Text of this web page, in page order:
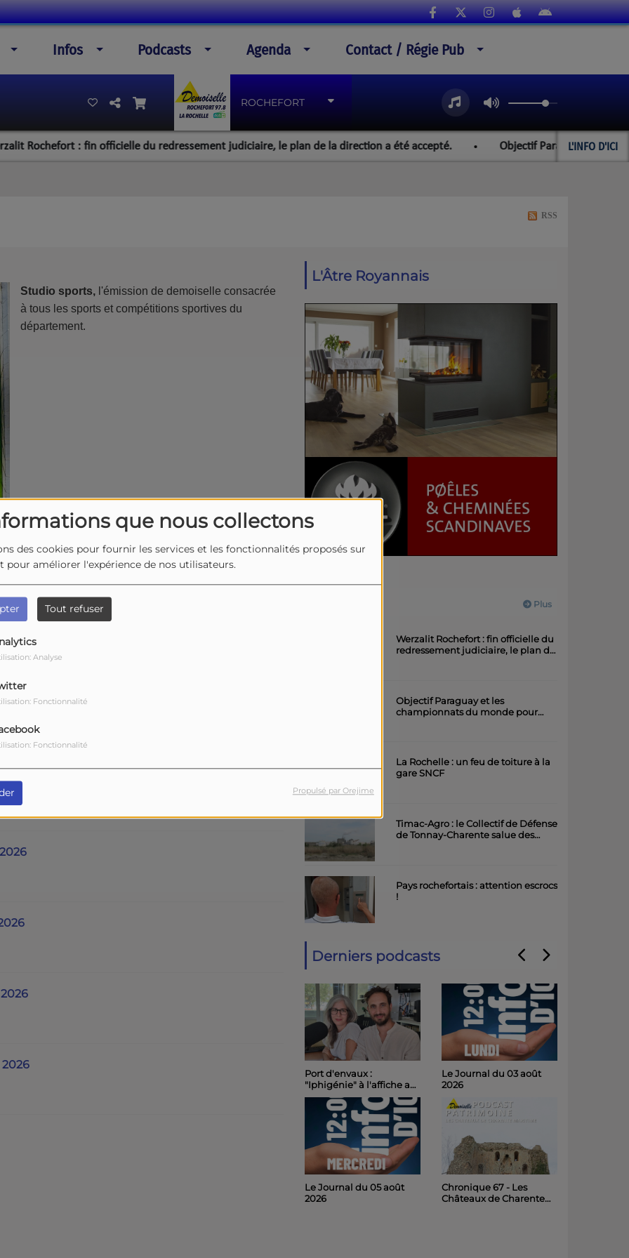
que nous collectons
des cookies pour fournir les services et les fonctionnalités proposés sur
pour améliorer l'expérience de nos utilisateurs.
Tout refuser
Analyse
Fonctionnalité
Fonctionnalité
Propulsé par Orejime
Infos Podcasts Agenda Contact / Régie Pub
ROCHEFORT
L'INFO D'ICI
: fin officielle du redressement judiciaire, le plan de la direction a été accepté. Objectif Paraguay et les
RSS
Studio sports, l'émission de demoiselle consacrée
à tous les sports et compétitions sportives du
département.
L'Âtre Royannais
Plus
Werzalit Rochefort : fin officielle du
redressement judiciaire, le plan de
Objectif Paraguay et les
championnats du monde pour
La Rochelle : un feu de toiture à la
gare SNCF
Timac-Agro : le Collectif de Défense
de Tonnay-Charente salue des
Pays rochefortais : attention escrocs
!
Derniers podcasts
Port d'envaux :
"Iphigénie" à l'affiche au
Château de Panloy
samedi soir
Le Journal du 05 août
2026
Le Journal du 03 août
2026
Chronique 67 - Les
Châteaux de Charente